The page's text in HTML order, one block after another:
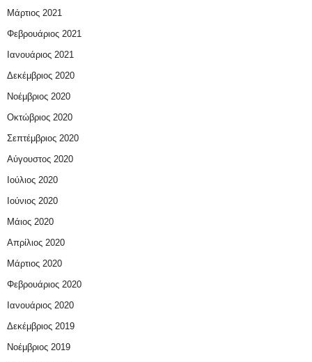
Μάρτιος 2021
Φεβρουάριος 2021
Ιανουάριος 2021
Δεκέμβριος 2020
Νοέμβριος 2020
Οκτώβριος 2020
Σεπτέμβριος 2020
Αύγουστος 2020
Ιούλιος 2020
Ιούνιος 2020
Μάιος 2020
Απρίλιος 2020
Μάρτιος 2020
Φεβρουάριος 2020
Ιανουάριος 2020
Δεκέμβριος 2019
Νοέμβριος 2019